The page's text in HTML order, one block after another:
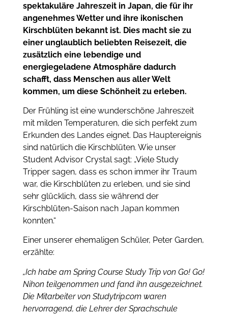
spektakuläre Jahreszeit in Japan, die für ihr
angenehmes Wetter und ihre ikonischen
Kirschblüten bekannt ist. Dies macht sie zu
einer unglaublich beliebten Reisezeit, die
zusätzlich eine lebendige und
energiegeladene Atmosphäre dadurch
schafft, dass Menschen aus aller Welt
kommen, um diese Schönheit zu erleben.
Der Frühling ist eine wunderschöne Jahreszeit
mit milden Temperaturen, die sich perfekt zum
Erkunden des Landes eignet. Das Hauptereignis
sind natürlich die Kirschblüten. Wie unser
Student Advisor Crystal sagt: „Viele Study
Tripper sagen, dass es schon immer ihr Traum
war, die Kirschblüten zu erleben, und sie sind
sehr glücklich, dass sie während der
Kirschblüten-Saison nach Japan kommen
konnten.“
Einer unserer ehemaligen Schüler, Peter Garden,
erzählte:
„Ich habe am Spring Course Study Trip von Go! Go!
Nihon teilgenommen und fand ihn ausgezeichnet.
Die Mitarbeiter von Studytrip.com waren
hervorragend, die Lehrer der Sprachschule